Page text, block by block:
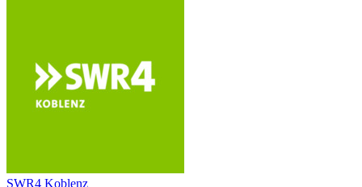
SWR4 Koblenz